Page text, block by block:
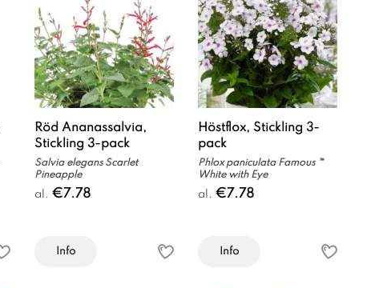
Röd Ananassalvia,
Stickling 3-pack
Salvia elegans Scarlet
Pineapple
al. €7.78
Info
Höstflox, Stickling 3-
pack
Phlox paniculata Famous ™
White with Eye
al. €7.78
Info